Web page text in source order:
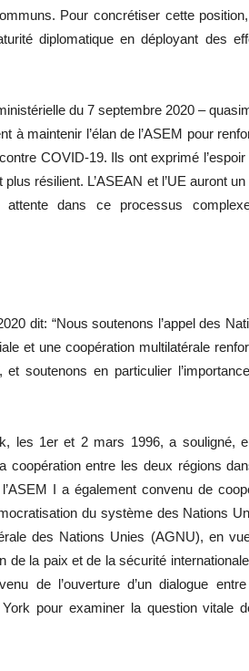
Pour concrétiser cette
diplomatique en déployant des
du 7 septembre 2020 –
à maintenir l’élan de l’ASEM pour
COVID-19. Ils ont exprimé l’espoir
résilient. L’ASEAN et l’UE auront un
dans ce processus
dit: “Nous soutenons l’appel des
et une coopération multilatérale
soutenons en particulier
les 1er et 2 mars 1996, a souligné,
coopération entre les deux régions
I a également convenu de
du système des Nations
des Nations Unies (AGNU), en
de la paix et de la sécurité
de l’ouverture d’un dialogue
pour examiner la question vitale